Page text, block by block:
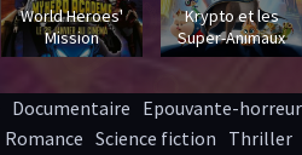
Documentaire Epouvante-horreur
Romance Science fiction Thriller
World Heroes'
Mission
Krypto et les
Super-Animaux